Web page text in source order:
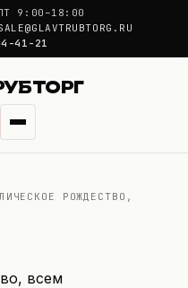
9:00–18:00
41-21
РОЖДЕСТВО,
всем